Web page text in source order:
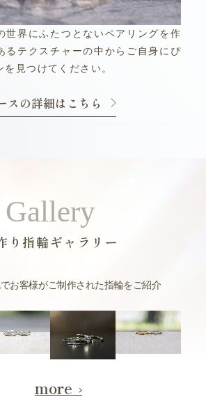
世界にふたつとないペアリングを作
るテクスチャーの中からご自身にぴ
見つけてください。
スの詳細はこちら
Gallery
り指輪ギャラリー
お客様がご制作された指輪をご紹介
more